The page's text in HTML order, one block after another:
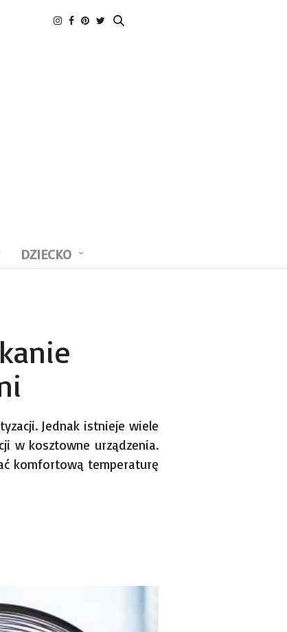
DZIECKO
Jednak istnieje wiele
w kosztowne urządzenia.
komfortową temperaturę